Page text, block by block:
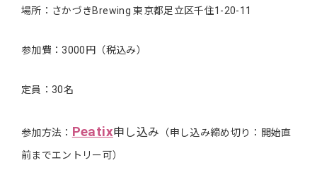
場所：さかづきBrewing 東京都足立区千住1-20-11
参加費：3000円（税込み）
定員：30名
参加方法： Peatix申し込み （申し込み締め切り：開始直
前までエントリー可）